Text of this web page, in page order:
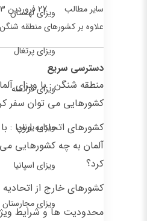
ویزای لهستان
ویزای پرتغال
ویزای فرانسه
ویزای یونان
ویزای اسپانیا
ویزای مجارستان
سایر مطالب 27 فروردین 1403
علاوه بر کشورهای منطقه
دسترسی سریع
منطقه شنگن : با ویزای
کشورهایی می توان سفر
کشورهای اتحادیه اروپا :
آلمان به چه کشورهایی
کرد؟
کشورهای خارج از اتحادیه
محدودیت ها و شرایط